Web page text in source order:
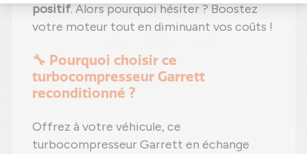
positif. Alors pourquoi hésiter ? Boostez
votre moteur tout en diminuant vos coûts !
🔧 Pourquoi choisir ce
turbocompresseur Garrett
reconditionné ?
Offrez à votre véhicule, ce
turbocompresseur Garrett en échange